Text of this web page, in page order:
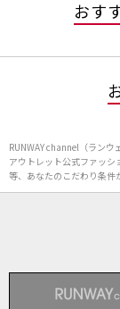
おす
RUNWAY channel（ラン
アウトレット公式ファッ
等、あなたのこだわり条件